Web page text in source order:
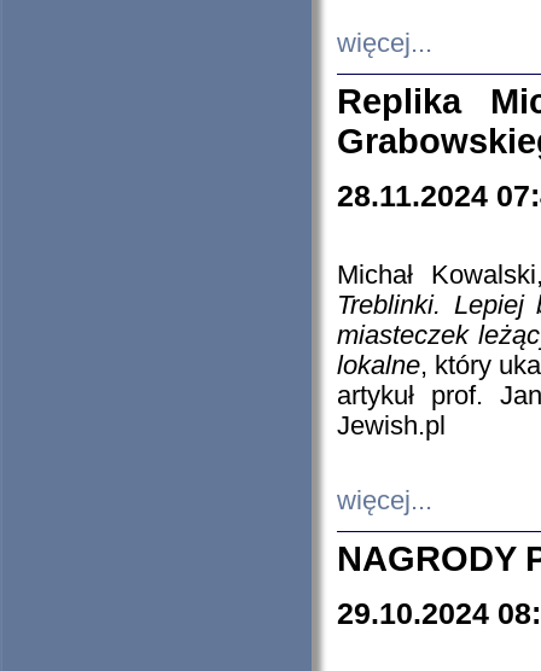
więcej...
Replika
28.11.2024
Michał
Treblinki. Lepiej
miasteczek
lokalne, który
artykuł prof.
Jewish.pl
więcej...
NAGRODY
29.10.2024